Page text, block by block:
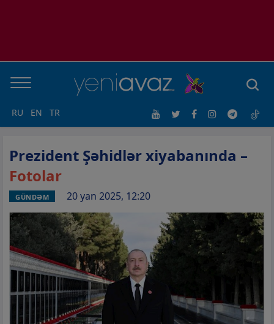
RU EN TR
Prezident Şəhidlər xiyabanında –
Fotolar
GÜNDƏM 20 yan 2025, 12:20